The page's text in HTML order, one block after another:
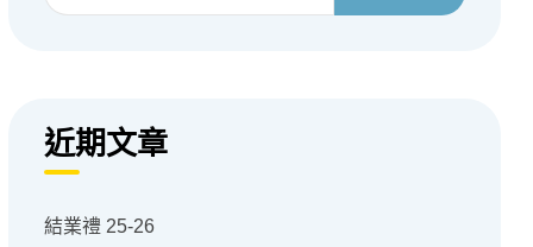
近期文章
結業禮 25-26